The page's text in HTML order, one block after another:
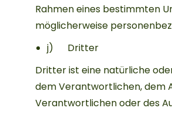
Rahmen eines bestimmten
möglicherweise
j) Dritter
Dritter ist eine natürliche
dem Verantwortlichen, dem
Verantwortlichen oder des